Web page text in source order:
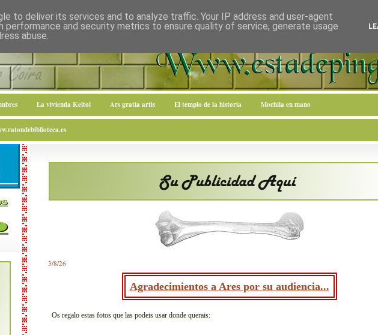
La vivienda Keltoi Ars gratia artis El templo de la historia Mochila en mano
3/8/26
Agradecimientos a Ares por su audiencia...
Os regalo estas fotos que las podeis usar donde querais:
to deliver its services and to analyze traffic. Your IP address and user-agent
performance and security metrics to ensure quality of service, generate usage
abuse.